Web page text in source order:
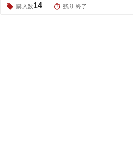
購入数14 残り 終了